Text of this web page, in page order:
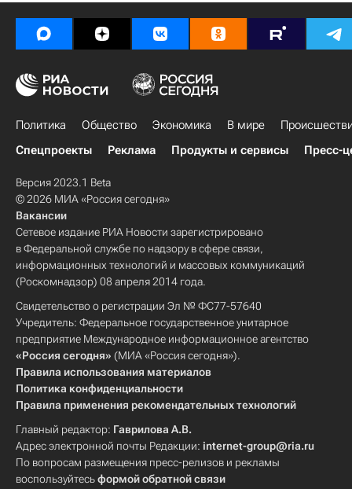
Политика Общество Экономика В мире
Спецпроекты
Реклама Продукты и сервисы Пресс-
Версия 2023.1 Beta
© 2026 МИА «Россия сегодня»
Вакансии
Сетевое издание РИА Новости зарегистрировано
в Федеральной службе по надзору в сфере связи,
информационных технологий и массовых коммуникаций
(Роскомнадзор) 08 апреля 2014 года.
Свидетельство о регистрации Эл № ФС77-57640
Учредитель: Федеральное государственное унитарное
предприятие Международное информационное агентство
«Россия сегодня» (МИА «Россия сегодня»).
Правила использования материалов
Политика конфиденциальности
Правила применения рекомендательных технологий
Главный редактор: Гаврилова А.В.
Адрес электронной почты Редакции: internet-group@ria.ru
По вопросам размещения пресс-релизов и рекламы
воспользуйтесьформой обратной связи